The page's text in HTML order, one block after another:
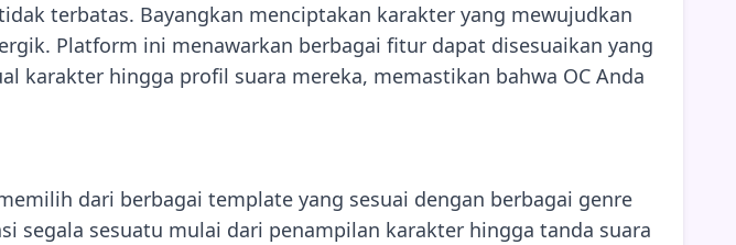
terbatas. Bayangkan menciptakan karakter yang mewujudkan
Platform ini menawarkan berbagai fitur dapat disesuaikan yang
karakter hingga profil suara mereka, memastikan bahwa OC Anda
dari berbagai template yang sesuai dengan berbagai genre
segala sesuatu mulai dari penampilan karakter hingga tanda suara